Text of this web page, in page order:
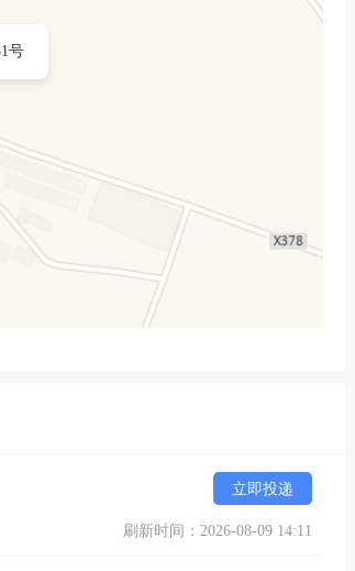
号
立即投递
刷新时间：2026-08-09 14:11